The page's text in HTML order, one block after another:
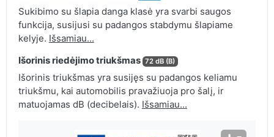
Sukibimo su šlapia danga klasė yra svarbi saugos
funkcija, susijusi su padangos stabdymu šlapiame
kelyje. Išsamiau...
Išorinis riedėjimo triukšmas 72 dB (B)
Išorinis triukšmas yra susijęs su padangos keliamu
triukšmu, kai automobilis pravažiuoja pro šalį, ir
matuojamas dB (decibelais). Išsamiau...